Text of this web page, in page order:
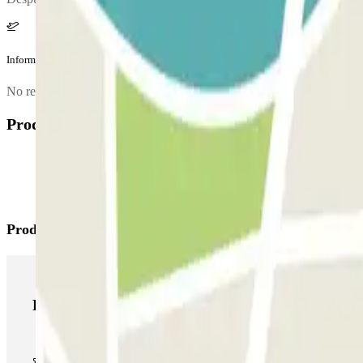
Información adicional
No recomendamos esta opción de parking si viajas con mucho
Productos disponibles
Productos de Parclick
Productos de Parclick